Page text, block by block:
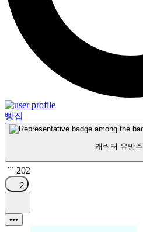
빵집
캐릭터 유망주
202
2
•••